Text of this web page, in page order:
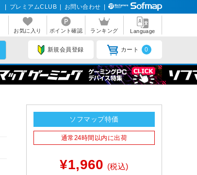
プレミアムCLUB お問い合わせ
お気に入り ポイント確認 ランキング Language
新規会員登録 カート 0
ソフマップ特価
通常24時間以内に出荷
¥1,960 (税込)